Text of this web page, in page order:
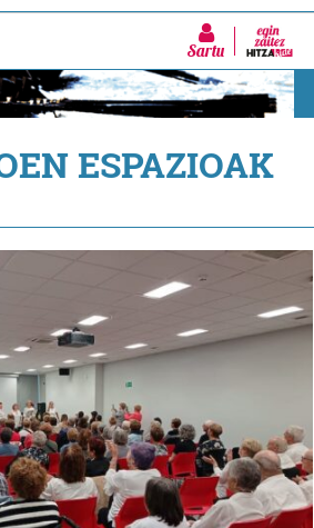
Sartu
ESPAZIOAK